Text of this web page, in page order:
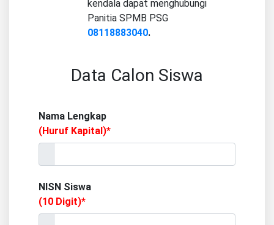
kendala dapat menghubungi
Panitia SPMB PSG
08118883040.
Data Calon Siswa
Nama Lengkap
(Huruf Kapital)*
NISN Siswa
(10 Digit)*